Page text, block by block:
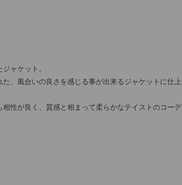
ャケット。
、風合いの良さを感じる事が出来るジャケットに仕上
性が良く、質感と相まって柔らかなテイストのコーデ